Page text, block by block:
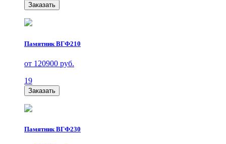
Заказать
Памятник ВГФ210
от 120900 руб.
19
Заказать
Памятник ВГФ230